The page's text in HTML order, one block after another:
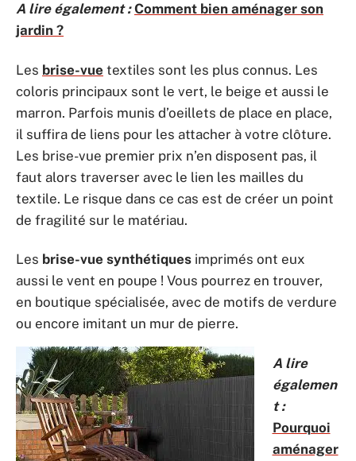
A lire également : Comment bien aménager son
jardin ?
Les brise-vue textiles sont les plus connus. Les
coloris principaux sont le vert, le beige et aussi le
marron. Parfois munis d’oeillets de place en place,
il suffira de liens pour les attacher à votre clôture.
Les brise-vue premier prix n’en disposent pas, il
faut alors traverser avec le lien les mailles du
textile. Le risque dans ce cas est de créer un point
de fragilité sur le matériau.
Les brise-vue synthétiques imprimés ont eux
aussi le vent en poupe ! Vous pourrez en trouver,
en boutique spécialisée, avec de motifs de verdure
ou encore imitant un mur de pierre.
A lire
égalemen
t :
Pourquoi
aménager